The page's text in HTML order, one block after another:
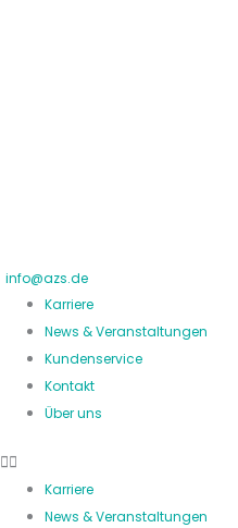
info@azs.de
Karriere
News & Veranstaltungen
Kundenservice
Kontakt
Über uns
Karriere
News & Veranstaltungen